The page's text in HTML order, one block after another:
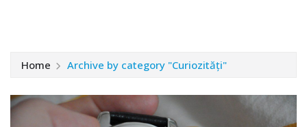
Home Archive by category "Curiozități"